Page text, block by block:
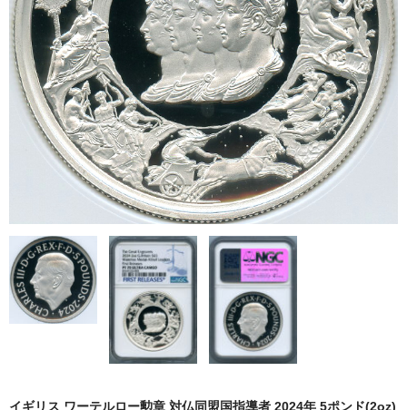
ブログ
会社概要
イギリス ワーテルロー勲章 対仏同盟国指導者 2024年 5ポンド(2oz)